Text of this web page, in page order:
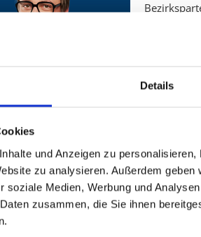
Details
und Anzeigen zu
zu analysieren. Außerdem
soziale Medien, Werbung und
zusammen, die Sie ihnen
„Öffentlicher Zugang zum Achensee
Grünflächen schützen und Einsatzkräfte
|Landtag